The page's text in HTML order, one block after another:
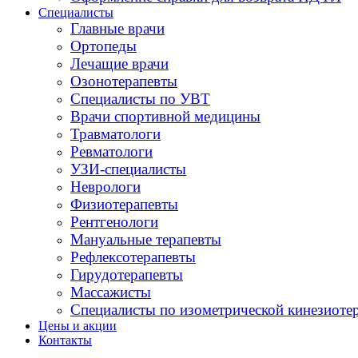
Специалисты
Главные врачи
Ортопеды
Лечащие врачи
Озонотерапевты
Специалисты по УВТ
Врачи спортивной медицины
Травматологи
Ревматологи
УЗИ-специалисты
Неврологи
Физиотерапевты
Рентгенологи
Мануальные терапевты
Рефлексотерапевты
Гирудотерапевты
Массажисты
Специалисты по изометрической
Цены и акции
Контакты